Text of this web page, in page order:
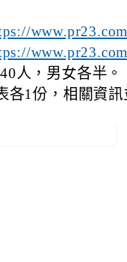
人，男女各半。
各1份，相關資